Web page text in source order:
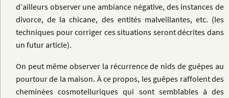
d’ailleurs observer une ambiance négative, des instances de
divorce, de la chicane, des entités malveillantes, etc. (les
techniques pour corriger ces situations seront décrites dans
un futur article).
On peut même observer la récurrence de nids de guêpes au
pourtour de la maison. À ce propos, les guêpes raffolent des
cheminées cosmotelluriques qui sont semblables à des